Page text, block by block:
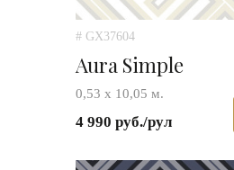
# GX37604
Aura Simple
0,53 х 10,05 м.
4 990 руб./рул